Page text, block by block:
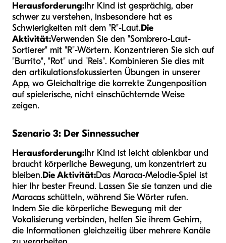
Herausforderung:Ihr Kind ist gesprächig, aber
schwer zu verstehen, insbesondere hat es
Schwierigkeiten mit dem "R"-Laut.Die
Aktivität:Verwenden Sie den "Sombrero-Laut-
Sortierer" mit "R"-Wörtern. Konzentrieren Sie sich auf
"Burrito", "Rot" und "Reis". Kombinieren Sie dies mit
den artikulationsfokussierten Übungen in unserer
App, wo Gleichaltrige die korrekte Zungenposition
auf spielerische, nicht einschüchternde Weise
zeigen.
Szenario 3: Der Sinnessucher
Herausforderung:Ihr Kind ist leicht ablenkbar und
braucht körperliche Bewegung, um konzentriert zu
bleiben.Die Aktivität:Das Maraca-Melodie-Spiel ist
hier Ihr bester Freund. Lassen Sie sie tanzen und die
Maracas schütteln, während Sie Wörter rufen.
Indem Sie die körperliche Bewegung mit der
Vokalisierung verbinden, helfen Sie ihrem Gehirn,
die Informationen gleichzeitig über mehrere Kanäle